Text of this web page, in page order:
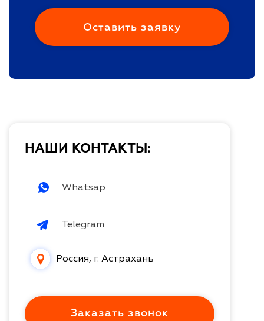
НАШИ КОНТАКТЫ:
Whatsap
Telegram
Россия, г. Астрахань
Заказать звонок